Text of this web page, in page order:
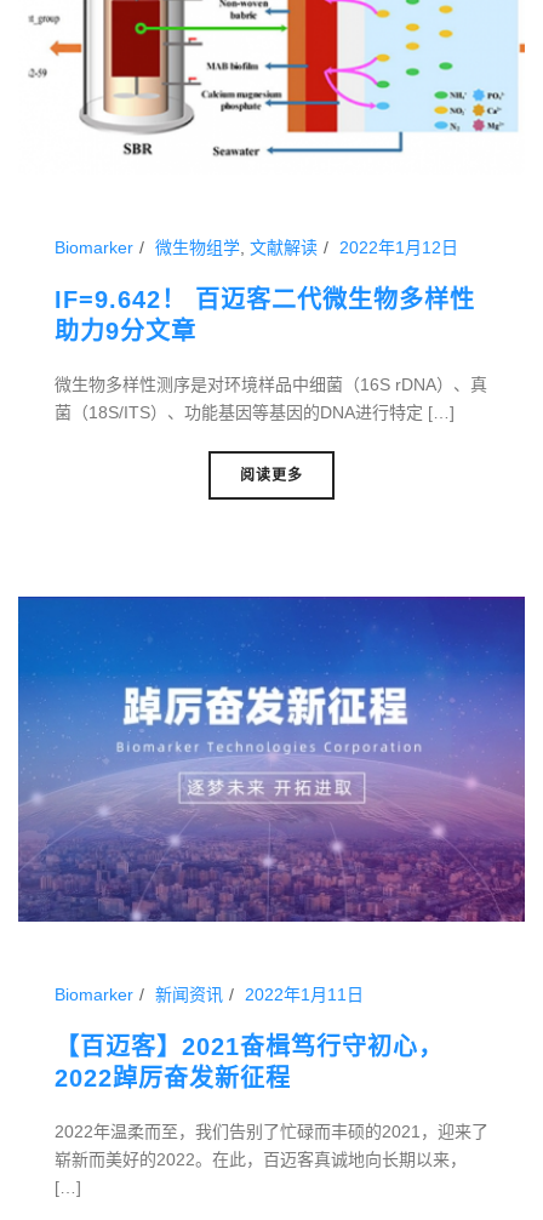
Biomarker 微生物组学 文献解读 2022年1月12日
IF=9.642！ 百迈客二代微生物多样性
助力9分文章
微生物多样性测序是对环境样品中细菌（16S rDNA）、真
菌（18S/ITS）、功能基因等基因的DNA进行特定 […]
阅读更多
Biomarker 新闻资讯 2022年1月11日
【百迈客】2021奋楫笃行守初心，
2022踔厉奋发新征程
2022年温柔而至，我们告别了忙碌而丰硕的2021，迎来了
崭新而美好的2022。在此，百迈客真诚地向长期以来，
[…]